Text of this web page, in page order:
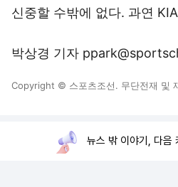
신중할 수밖에 없다. 과연
박상경 기자
Copyright © 스포츠조선. 무단전재 및
뉴스 밖 이야기, 다음